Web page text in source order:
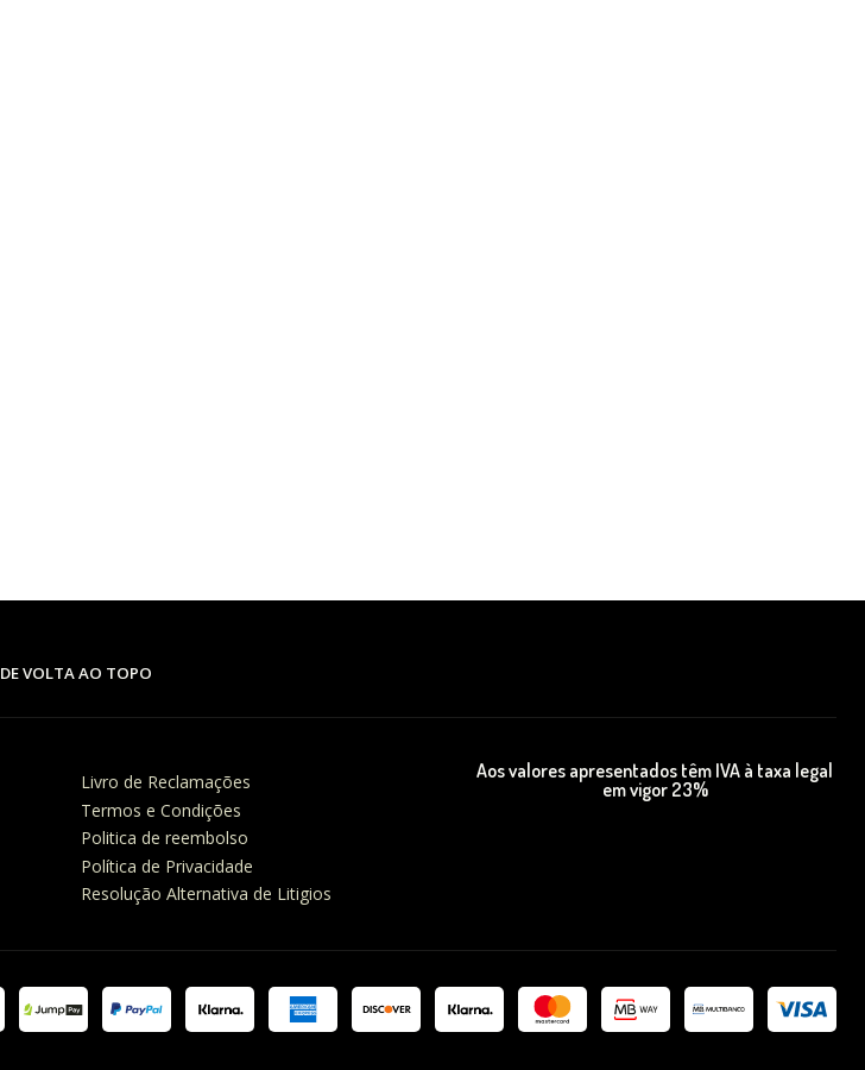
DE VOLTA AO TOPO
Livro de Reclamações
Termos e Condições
Politica de reembolso
Política de Privacidade
Resolução Alternativa de Litigios
Aos valores apresentados têm IVA à taxa legal
em vigor 23%